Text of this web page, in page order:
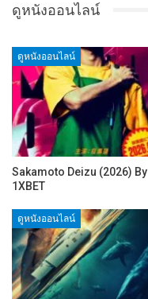
ดูหนังออนไลน์
ดูหนังออนไลน์
Sakamoto Deizu (2026) By
1XBET
ดูหนังออนไลน์